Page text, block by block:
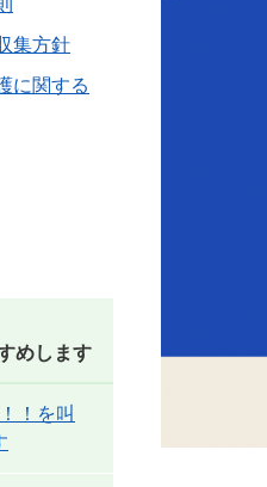
集方針
に関する
めします
！を叫